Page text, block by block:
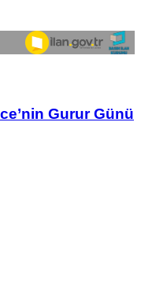
Gurur Günü